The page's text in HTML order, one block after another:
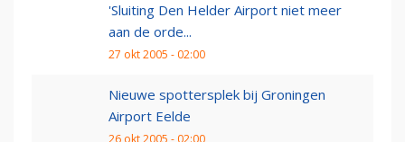
'Sluiting Den Helder Airport niet meer
aan de orde...
27 okt 2005 - 02:00
Nieuwe spottersplek bij Groningen
Airport Eelde